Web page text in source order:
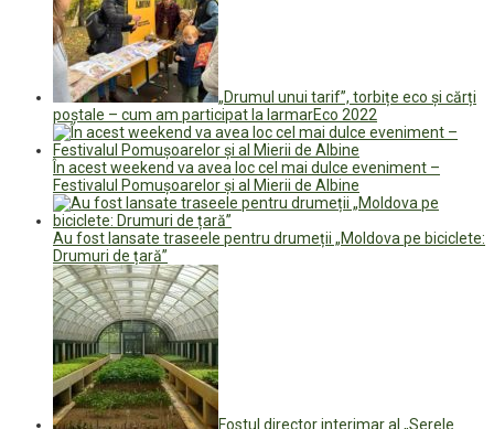
„Drumul unui tarif”, torbițe eco și cărți
poștale – cum am participat la IarmarEco 2022
În acest weekend va avea loc cel mai dulce eveniment –
Festivalul Pomușoarelor și al Mierii de Albine
Au fost lansate traseele pentru drumeții „Moldova pe biciclete:
Drumuri de țară”
Fostul director interimar al „Serele